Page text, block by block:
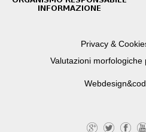
Privacy &
Valutazioni morfologiche